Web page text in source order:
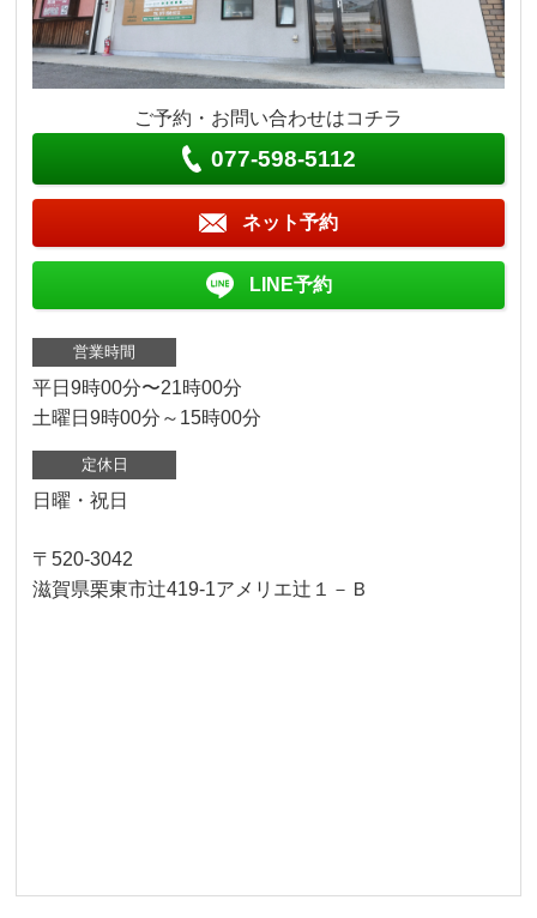
ご予約・お問い合わせはコチラ
077-598-5112
ネット予約
LINE予約
営業時間
平日9時00分〜21時00分
土曜日9時00分～15時00分
定休日
日曜・祝日
〒520-3042
滋賀県栗東市辻419-1アメリエ辻１－Ｂ